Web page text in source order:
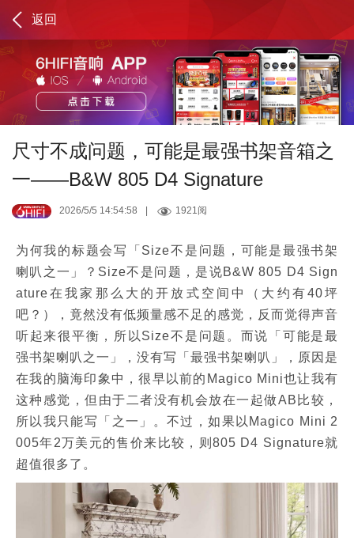
返回
尺寸不成问题，可能是最强书架音箱之
一——B&W 805 D4 Signature
2026/5/5 14:54:58 1921阅
为何我的标题会写「Size不是问题，可能是最强书架
喇叭之一」？Size不是问题，是说B&W 805 D4 Sign
ature在我家那么大的开放式空间中（大约有40坪
吧？），竟然没有低频量感不足的感觉，反而觉得声音
听起来很平衡，所以Size不是问题。而说「可能是最
强书架喇叭之一」，没有写「最强书架喇叭」，原因是
在我的脑海印象中，很早以前的Magico Mini也让我有
这种感觉，但由于二者没有机会放在一起做AB比较，
所以我只能写「之一」。不过，如果以Magico Mini 2
005年2万美元的售价来比较，则805 D4 Signature就
超值很多了。